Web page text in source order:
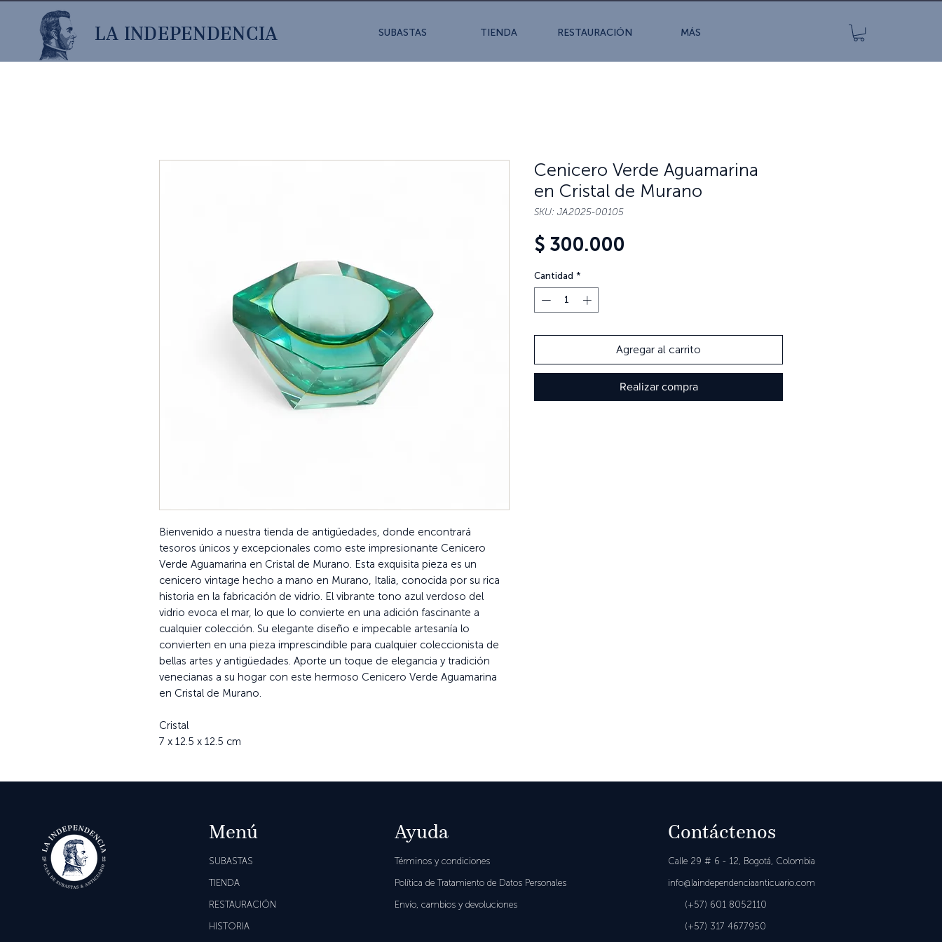
LA INDEPENDENCIA SUBASTAS TIENDA RESTAURACIÓN MÁS
Bienvenido a nuestra tienda de antigüedades, donde encontrará
tesoros únicos y excepcionales como este impresionante Cenicero
Verde Aguamarina en Cristal de Murano. Esta exquisita pieza es un
cenicero vintage hecho a mano en Murano, Italia, conocida por su rica
historia en la fabricación de vidrio. El vibrante tono azul verdoso del
vidrio evoca el mar, lo que lo convierte en una adición fascinante a
cualquier colección. Su elegante diseño e impecable artesanía lo
convierten en una pieza imprescindible para cualquier coleccionista de
bellas artes y antigüedades. Aporte un toque de elegancia y tradición
venecianas a su hogar con este hermoso Cenicero Verde Aguamarina
en Cristal de Murano.
Cristal
7 x 12.5 x 12.5 cm
Cenicero Verde Aguamarina
en Cristal de Murano
SKU: JA2025-00105
$ 300.000
Cantidad *
Agregar al carrito
Realizar compra
Menú
SUBASTAS
TIENDA
RESTAURACIÓN
HISTORIA
Ayuda
Términos y condiciones
Política de Tratamiento de Datos Personales
Envío, cambios y devoluciones
Contáctenos
Calle 29 # 6 - 12, Bogotá, Colombia
info@laindependenciaanticuario.com
(+57) 601 8052110
(+57) 317 4677950